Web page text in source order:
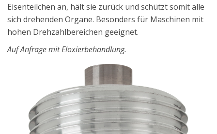
Eisenteilchen an, hält sie zurück und schützt somit alle
sich drehenden Organe. Besonders für Maschinen mit
hohen Drehzahlbereichen geeignet.
Auf Anfrage mit Eloxierbehandlung.